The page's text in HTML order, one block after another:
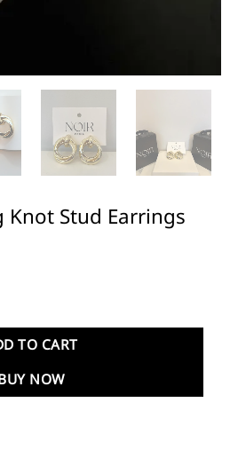
Knot Stud Earrings
Earrings quantity
TO CART
NOW